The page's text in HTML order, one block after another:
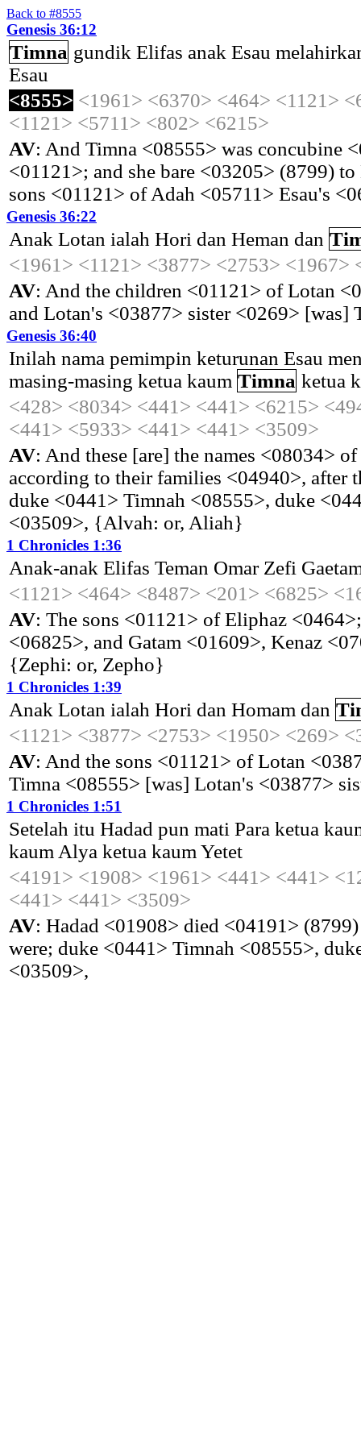
Back to #8555
Genesis 36:12
Timna gundik Elifas anak Esau
Esau
<8555> <1961> <6370> <464> <1121>
<1121> <5711> <802> <6215>
AV: And Timna <08555> was concubine
<01121>; and she bare <03205> (8799)
sons <01121> of Adah <05711> Esau's
Genesis 36:22
Anak Lotan ialah Hori dan Heman dan
<1961> <1121> <3877> <2753> <1967>
AV: And the children <01121> of Lotan
and Lotan's <03877> sister <0269>
Genesis 36:40
Inilah nama pemimpin keturunan Esau
masing-masing ketua kaum Timna ketua
<428> <8034> <441> <441> <6215>
<441> <5933> <441> <441> <3509>
AV: And these [are] the names <08034>
according to their families <04940>, after
duke <0441> Timnah <08555>, duke
<03509>, {Alvah: or, Aliah}
1 Chronicles 1:36
Anak-anak Elifas Teman Omar Zefi
<1121> <464> <8487> <201> <6825>
AV: The sons <01121> of Eliphaz
<06825>, and Gatam <01609>, Kenaz
{Zephi: or, Zepho}
1 Chronicles 1:39
Anak Lotan ialah Hori dan Homam dan
<1121> <3877> <2753> <1950> <269>
AV: And the sons <01121> of Lotan
Timna <08555> [was] Lotan's <03877>
1 Chronicles 1:51
Setelah itu Hadad pun mati Para ketua
kaum Alya ketua kaum Yetet
<4191> <1908> <1961> <441> <441>
<441> <441> <3509>
AV: Hadad <01908> died <04191>
were; duke <0441> Timnah <08555>,
<03509>,